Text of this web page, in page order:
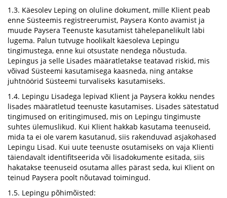
1.3. Käesolev Leping on oluline dokument, mille Klient peab
enne Süsteemis registreerumist, Paysera Konto avamist ja
muude Paysera Teenuste kasutamist tähelepanelikult läbi
lugema. Palun tutvuge hoolikalt käesoleva Lepingu
tingimustega, enne kui otsustate nendega nõustuda.
Lepingus ja selle Lisades määratletakse teatavad riskid, mis
võivad Süsteemi kasutamisega kaasneda, ning antakse
juhtnöörid Süsteemi turvaliseks kasutamiseks.
1.4. Lepingu Lisadega lepivad Klient ja Paysera kokku nendes
lisades määratletud teenuste kasutamises. Lisades sätestatud
tingimused on eritingimused, mis on Lepingu tingimuste
suhtes ülemuslikud. Kui Klient hakkab kasutama teenuseid,
mida ta ei ole varem kasutanud, siis rakenduvad asjakohased
Lepingu Lisad. Kui uute teenuste osutamiseks on vaja Klienti
täiendavalt identifitseerida või lisadokumente esitada, siis
hakatakse teenuseid osutama alles pärast seda, kui Klient on
teinud Paysera poolt nõutavad toimingud.
1.5. Lepingu põhimõisted: